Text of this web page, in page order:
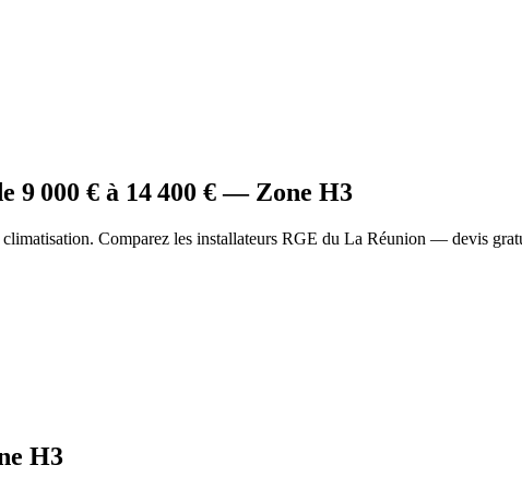
9 000 € à 14 400 € — Zone H3
Comparez les installateurs RGE du La Réunion — devis
H3